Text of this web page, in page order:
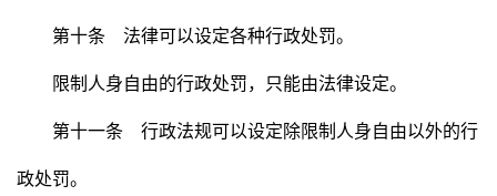
第十条 法律可以设定各种行政处罚。
限制人身自由的行政处罚，只能由法律设定。
第十一条 行政法规可以设定除限制人身自由以外的行
政处罚。